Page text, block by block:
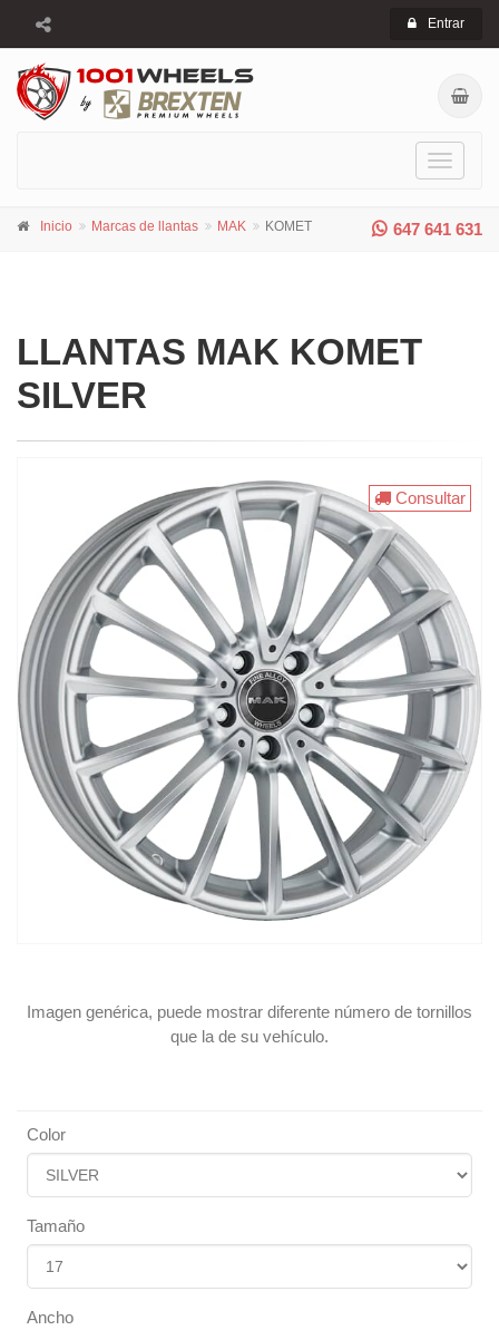
Entrar
Toggle
647 641 631
Inicio Marcas de llantas MAK KOMET
LLANTAS MAK KOMET
SILVER
Imagen genérica, puede mostrar diferente número de tornillos
que la de su vehículo.
Consultar
Color
Tamaño
Ancho